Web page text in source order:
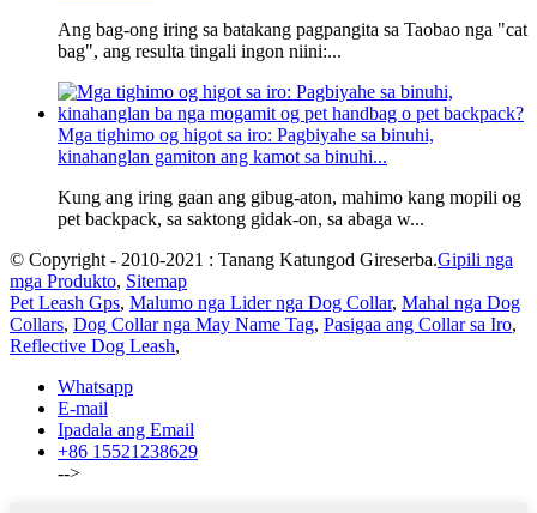
Ang bag-ong iring sa batakang pagpangita sa Taobao nga "cat
bag", ang resulta tingali ingon niini:...
Mga tighimo og higot sa iro: Pagbiyahe sa binuhi,
kinahanglan gamiton ang kamot sa binuhi...
Kung ang iring gaan ang gibug-aton, mahimo kang mopili og
pet backpack, sa saktong gidak-on, sa abaga w...
© Copyright - 2010-2021 : Tanang Katungod Gireserba.Gipili nga
mga Produkto, Sitemap
Pet Leash Gps, Malumo nga Lider nga Dog Collar, Mahal nga Dog
Collars, Dog Collar nga May Name Tag, Pasigaa ang Collar sa Iro,
Reflective Dog Leash,
Whatsapp
E-mail
Ipadala ang Email
+86 15521238629
-->